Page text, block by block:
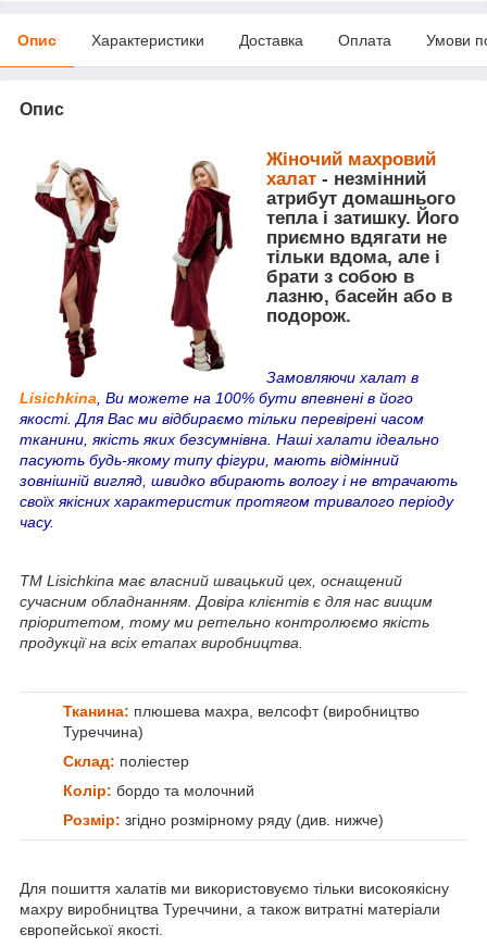
Опис Характеристики Доставка Оплата Умови
Опис
Жіночий махровий
халат - незмінний
атрибут домашнього
тепла і затишку. Його
приємно вдягати не
тільки вдома, але і
брати з собою в
лазню, басейн або в
подорож.
Замовляючи халат в
Lisichkina, Ви можете на 100% бути впевнені в його
якості. Для Вас ми відбираємо тільки перевірені часом
тканини, якість яких безсумнівна. Наші халати ідеально
пасують будь-якому типу фігури, мають відмінний
зовнішній вигляд, швидко вбирають вологу і не втрачають
своїх якісних характеристик протягом тривалого періоду
часу.
ТМ Lisichkina має власний швацький цех, оснащений
сучасним обладнанням. Довіра клієнтів є для нас вищим
пріоритетом, тому ми ретельно контролюємо якість
продукції на всіх етапах виробництва.
Тканина: плюшева махра, велсофт (виробництво
Туреччина)
Склад: поліестер
Колір: бордо та молочний
Розмір: згідно розмірному ряду (див. нижче)
Для пошиття халатів ми використовуємо тільки високоякісну
махру виробництва Туреччини, а також витратні матеріали
європейської якості.